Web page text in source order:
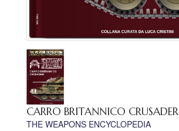
CARRO BRITANNICO CRUSADER
THE WEAPONS ENCYCLOPEDIA